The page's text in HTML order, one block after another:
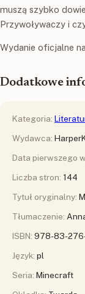
muszą szybko
Przywoływaczy i
Wydanie oficjalne
Dodatkowe
Kategoria:
Wydawca:
Data pierwszego
Liczba stron: 144
Tytuł oryginalny:
Tłumaczenie:
ISBN: 978-83-
Język: pl
Seria: Minecraft